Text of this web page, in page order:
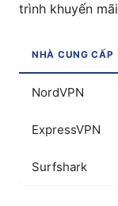
trình khuyến
NHÀ CUNG CẤP
NordVPN
ExpressVPN
Surfshark